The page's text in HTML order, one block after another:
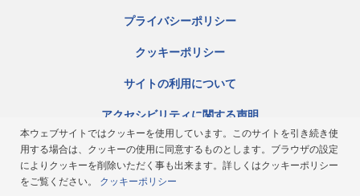
プライバシーポリシー
クッキーポリシー
サイトの利用について
アクセシビリティに関する声明
サイトマップ
ミシュラン倫理規定
本ウェブサイトではクッキーを使用しています。このサイトを引き続き使
用する場合は、クッキーの使用に同意するものとします。ブラウザの設定
によりクッキーを削除いただく事も出来ます。詳しくはクッキーポリシー
をご覧ください。 クッキーポリシー